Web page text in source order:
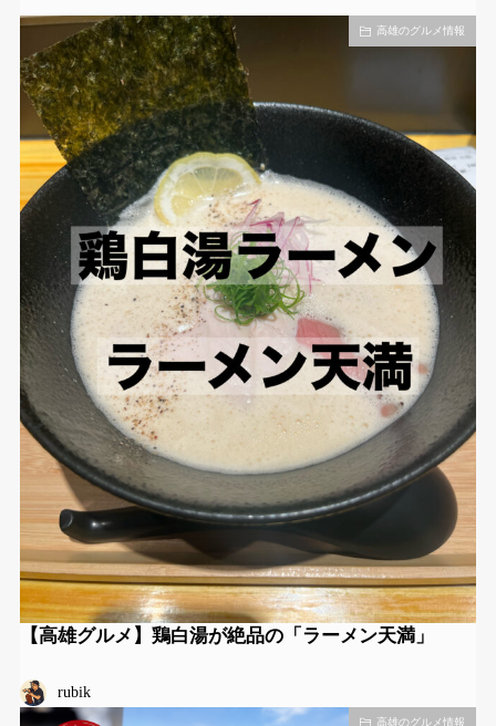
高雄のグルメ情報
【高雄グルメ】鶏白湯が絶品の「ラーメン天満」
rubik
高雄のグルメ情報